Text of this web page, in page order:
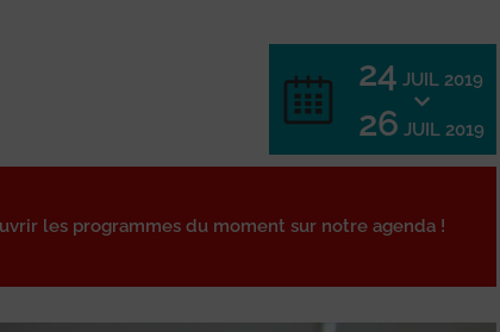
24 JUIL 2019
26 JUIL 2019
les programmes du moment sur notre agenda !